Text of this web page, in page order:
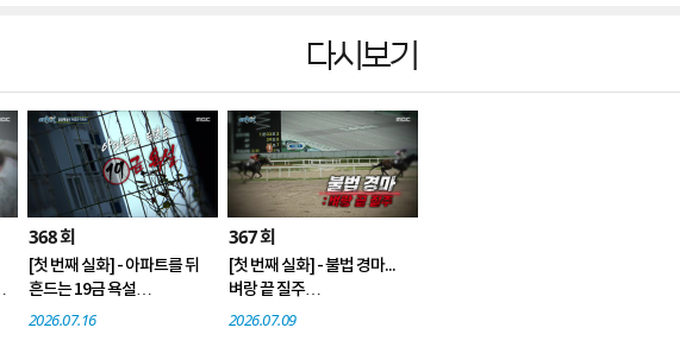
다시보기
368회
[첫 번째 실화] - 아파트를 뒤
흔드는 19금 욕설
[두 번째 실화] - 미스터리 낙
2026.07.16
367회
[첫 번째 실화] - 불법 경마...
벼랑 끝 질주
[두 번째 실화] - 청춘은 있는
2026.07.09